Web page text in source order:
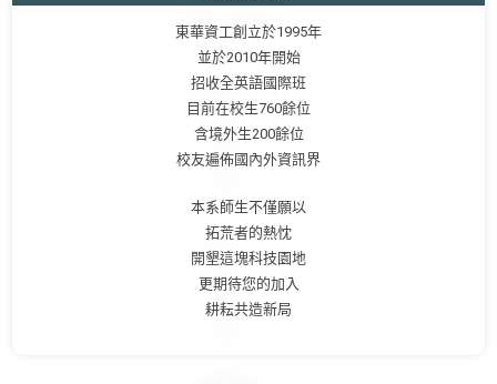
東華資工創立於1995年
並於2010年開始
招收全英語國際班
目前在校生760餘位
含境外生200餘位
校友遍佈國內外資訊界
本系師生不僅願以
拓荒者的熱忱
開墾這塊科技園地
更期待您的加入
耕耘共造新局